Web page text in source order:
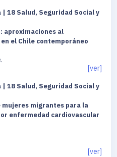
18 Salud, Seguridad Social y
aproximaciones al
el Chile contemporáneo
[ver]
18 Salud, Seguridad Social y
migrantes para la
enfermedad cardiovascular
[ver]